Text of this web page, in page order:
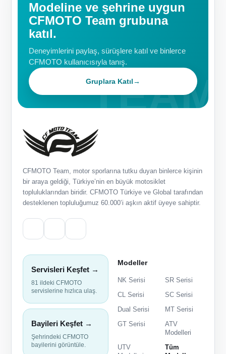
Modeline ve şehrine uygun
CFMOTO Team grubuna
katıl.
Deneyimlerini paylaş, sürüşlere katıl ve binlerce
CFMOTO kullanıcısıyla tanış.
Gruplara Katıl→
CFMOTO Team, motor sporlarına tutku duyan binlerce kişinin
bir araya geldiği, Türkiye’nin en büyük motosiklet
topluluklarından biridir. CFMOTO Türkiye ve Global tarafından
desteklenen topluluğumuz 60.000’i aşkın aktif üyeye sahiptir.
Servisleri Keşfet →
81 ildeki CFMOTO
servislerine hızlıca ulaş.
Bayileri Keşfet →
Şehrindeki CFMOTO
bayilerini görüntüle.
Modeller
NK Serisi
SR Serisi
CL Serisi
SC Serisi
Dual Serisi
MT Serisi
GT Serisi
ATV
Modelleri
UTV
Tüm